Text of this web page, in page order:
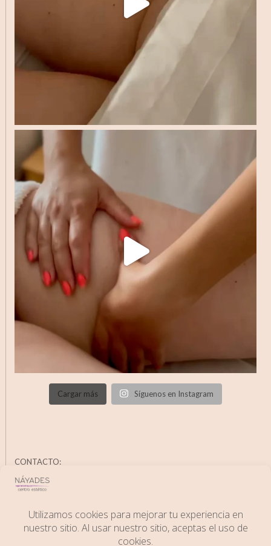
Cargar más Síguenos en Instagram
CONTACTO:
C/ Juan Aparicio, 14; 06400 Don Benito (Badajoz)
Phone:+34 671583697
Web: www.esteticanayades.es